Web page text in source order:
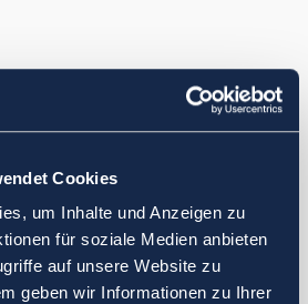
Cookies
um Inhalte und Anzeigen zu
für soziale Medien anbieten
auf unsere Website zu
geben wir Informationen zu Ihrer